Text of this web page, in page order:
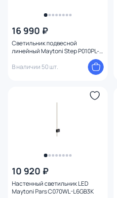
16 990 ₽
Светильник подвесной
линейный Maytoni Step P010PL-
В наличии 50 шт.
10 920 ₽
Настенный светильник LED
Maytoni Pars C070WL-L6GB3K